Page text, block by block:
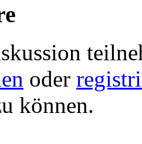
oder
können.